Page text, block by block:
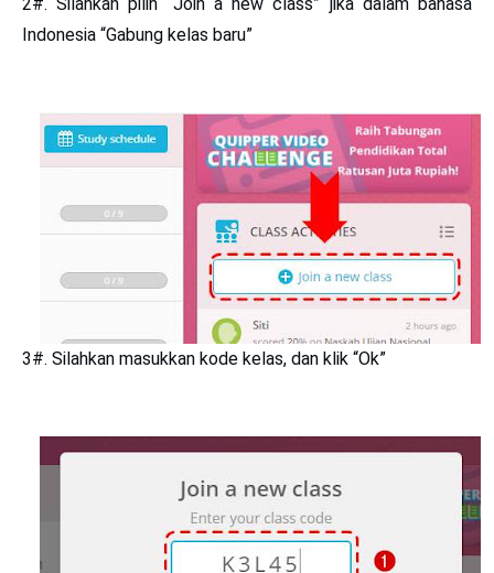
Indonesia “Gabung kelas baru”
3#. Silahkan masukkan kode kelas, dan klik “Ok”